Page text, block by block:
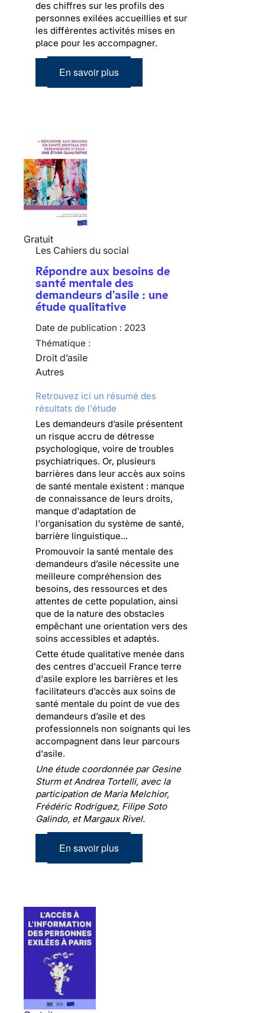
des chiffres sur les profils des
personnes exilées accueillies et sur
les différentes activités mises en
place pour les accompagner.
En savoir plus
Gratuit
Les Cahiers du social
Répondre aux besoins de
santé mentale des
demandeurs d'asile : une
étude qualitative
Date de publication : 2023
Thématique :
Droit d’asile
Autres
Retrouvez ici un résumé des
résultats de l'étude
Les demandeurs d’asile présentent
un risque accru de détresse
psychologique, voire de troubles
psychiatriques. Or, plusieurs
barrières dans leur accès aux soins
de santé mentale existent : manque
de connaissance de leurs droits,
manque d'adaptation de
l'organisation du système de santé,
barrière linguistique...
Promouvoir la santé mentale des
demandeurs d’asile nécessite une
meilleure compréhension des
besoins, des ressources et des
attentes de cette population, ainsi
que de la nature des obstacles
empêchant une orientation vers des
soins accessibles et adaptés.
Cette étude qualitative menée dans
des centres d'accueil France terre
d'asile explore les barrières et les
facilitateurs d’accès aux soins de
santé mentale du point de vue des
demandeurs d’asile et des
professionnels non soignants qui les
accompagnent dans leur parcours
d'asile.
Une étude coordonnée par Gesine
Sturm et Andrea Tortelli, avec la
participation de Maria Melchior,
Frédéric Rodriguez, Filipe Soto
Galindo, et Margaux Rivel.
En savoir plus